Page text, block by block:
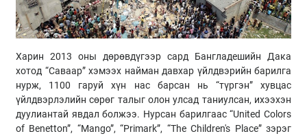
Харин 2013 оны дөрөвдүгээр сард Бангладешийн Дака
хотод “Саваар” хэмээх найман давхар үйлдвэрийн барилга
нурж, 1100 гаруй хүн нас барсан нь “түргэн” хувцас
үйлдвэрлэлийн сөрөг талыг олон улсад таниулсан, ихээхэн
дуулиантай явдал болжээ. Нурсан барилгаас “United Colors
of Benetton”, “Mango”, “Primark”, “The Children's Place” зэрэг